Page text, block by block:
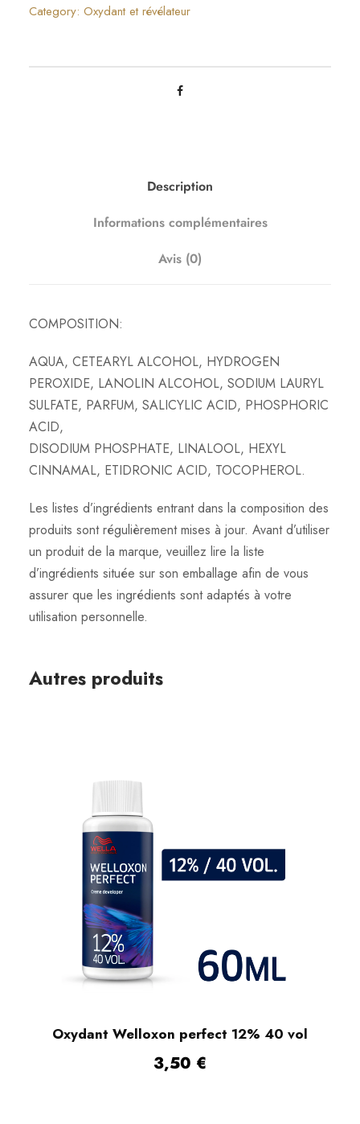
n
e
r
1
.
9
%
C
l
o
r
T
o
u
/
Category: Oxydant et révélateur
Description
Informations complémentaires
Avis (0)
COMPOSITION:
AQUA, CETEARYL ALCOHOL, HYDROGEN
PEROXIDE, LANOLIN ALCOHOL, SODIUM LAURYL
SULFATE, PARFUM, SALICYLIC ACID, PHOSPHORIC
ACID,
DISODIUM PHOSPHATE, LINALOOL, HEXYL
CINNAMAL, ETIDRONIC ACID, TOCOPHEROL.
Les listes d’ingrédients entrant dans la composition des
produits sont régulièrement mises à jour. Avant d’utiliser
un produit de la marque, veuillez lire la liste
d’ingrédients située sur son emballage afin de vous
assurer que les ingrédients sont adaptés à votre
utilisation personnelle.
Autres produits
Oxydant Welloxon perfect 12% 40 vol
3,50 €